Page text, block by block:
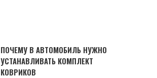
ПОЧЕМУ В АВТОМОБИЛЬ НУЖНО
УСТАНАВЛИВАТЬ КОМПЛЕКТ
КОВРИКОВ